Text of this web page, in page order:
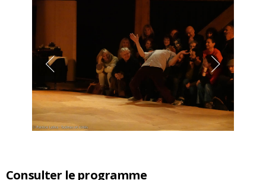
Consulter le programme